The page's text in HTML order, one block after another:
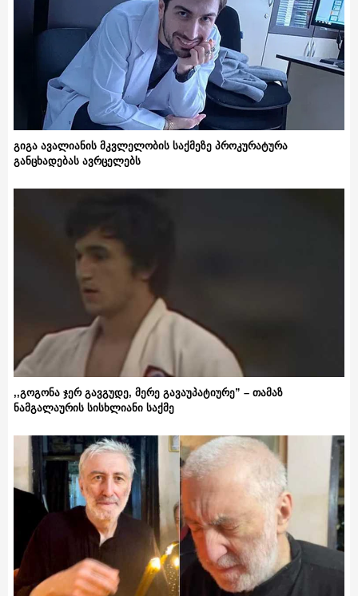
გიგა ავალიანის მკვლელობის საქმეზე პროკურატურა
განცხადებას ავრცელებს
,,გოგონა ჯერ გავგუდე, მერე გავაუპატიურე” – თამაზ
ნამგალაურის სისხლიანი საქმე